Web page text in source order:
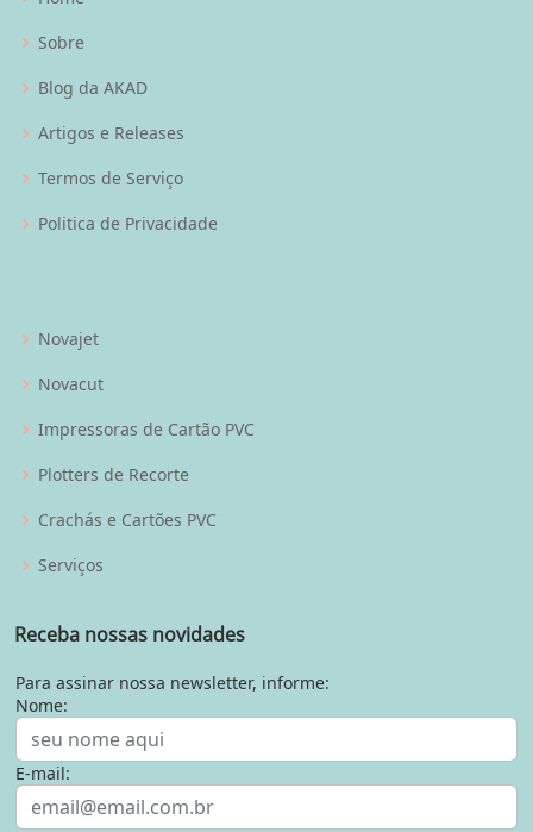
Sobre
Blog da AKAD
Artigos e Releases
Termos de Serviço
Politica de Privacidade
Novajet
Novacut
Impressoras de Cartão PVC
Plotters de Recorte
Crachás e Cartões PVC
Serviços
Receba nossas novidades
Para assinar nossa newsletter, informe:
Nome:
E-mail: